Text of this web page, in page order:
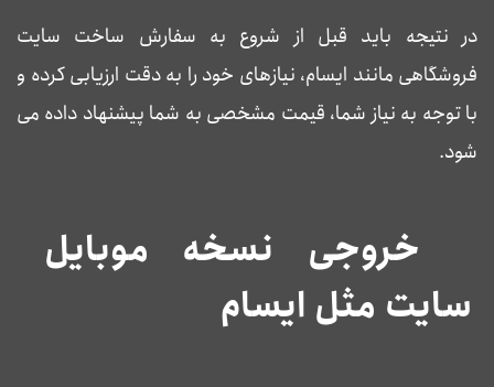
در نتیجه باید قبل از شروع به سفارش ساخت سایت
فروشگاهی مانند ایسام، نیازهای خود را به دقت ارزیابی کرده و
با توجه به نیاز شما، قیمت مشخصی به شما پیشنهاد داده می
شود.
خروجی نسخه موبایل
سایت مثل ایسام